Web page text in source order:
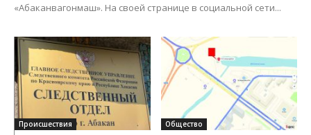
«Абаканвагонмаш». На своей странице в социальной сети...
Происшествия Общество